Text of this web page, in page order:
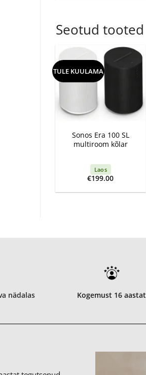
Seotud tooted
TULE KUULAMA
+
Sonos Era 100 SL
multiroom kõlar
Laos
€199.00
nädalas Kogemust 16 aastat